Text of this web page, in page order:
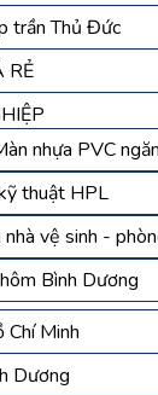
trần Thủ Đức
RẺ
nhựa PVC
thuật HPL
nhà vệ sinh -
Bình Dương
Chí Minh
Dương